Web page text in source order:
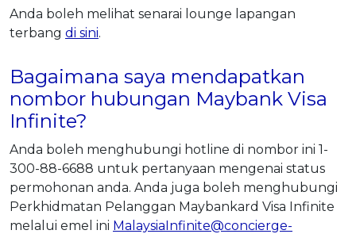
Anda boleh melihat senarai lounge lapangan
terbang di sini.
Bagaimana saya mendapatkan
nombor hubungan Maybank Visa
Infinite?
Anda boleh menghubungi hotline di nombor ini 1-
300-88-6688 untuk pertanyaan mengenai status
permohonan anda. Anda juga boleh menghubungi
Perkhidmatan Pelanggan Maybankard Visa Infinite
melalui emel ini MalaysiaInfinite@concierge-